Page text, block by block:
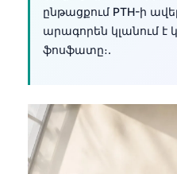
ընթացքում PTH-ի
արագորեն կլանում է
ֆոսֆատը։.